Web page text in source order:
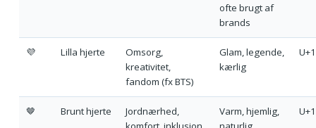
ofte brugt af
brands
💜 Lilla hjerte
Omsorg,
kreativitet,
fandom (fx BTS)
Glam, legende,
kærlig
🤎 Brunt hjerte
Jordnærhed,
Varm, hjemlig,